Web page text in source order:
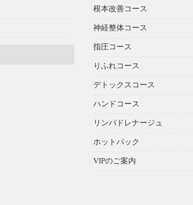
根本改善コース
神経整体コース
指圧コース
りふれコース
デトックスコース
ハンドコース
リンパドレナージュ
ホットパック
VIPのご案内